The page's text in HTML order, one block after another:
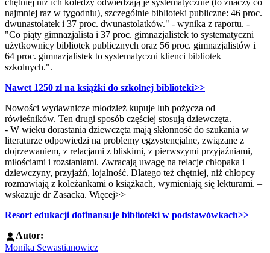
chętniej niż ich koledzy odwiedzają je systematycznie (to znaczy co
najmniej raz w tygodniu), szczególnie biblioteki publiczne: 46 proc.
dwunastolatek i 37 proc. dwunastolatków." - wynika z raportu. -
"Co piąty gimnazjalista i 37 proc. gimnazjalistek to systematyczni
użytkownicy bibliotek publicznych oraz 56 proc. gimnazjalistów i
64 proc. gimnazjalistek to systematyczni klienci bibliotek
szkolnych.".
Nawet 1250 zł na książki do szkolnej biblioteki>>
Nowości wydawnicze młodzież kupuje lub pożycza od
rówieśników. Ten drugi sposób częściej stosują dziewczęta.
- W wieku dorastania dziewczęta mają skłonność do szukania w
literaturze odpowiedzi na problemy egzystencjalne, związane z
dojrzewaniem, z relacjami z bliskimi, z pierwszymi przyjaźniami,
miłościami i rozstaniami. Zwracają uwagę na relacje chłopaka i
dziewczyny, przyjaźń, lojalność. Dlatego też chętniej, niż chłopcy
rozmawiają z koleżankami o książkach, wymieniają się lekturami. –
wskazuje dr Zasacka. Więcej>>
Resort edukacji dofinansuje biblioteki w podstawówkach>>
Autor:
Monika Sewastianowicz